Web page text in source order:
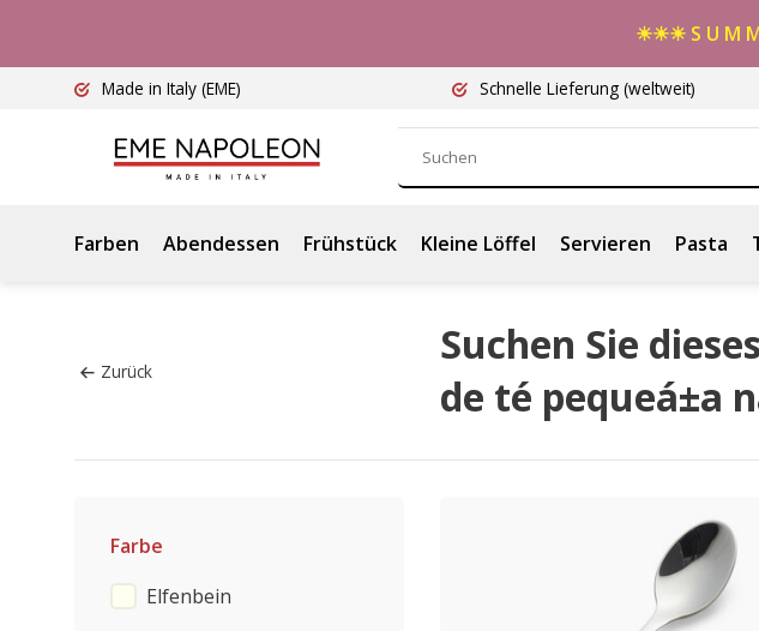
☀☀☀ S U M
Made in Italy (EME) Schnelle Lieferung (weltweit)
Farben Abendessen Frühstück Kleine Löffel Servieren Pasta
Zurück
Suchen Sie
de té pequeá±a
Farbe
Elfenbein